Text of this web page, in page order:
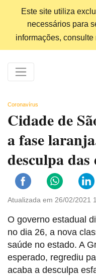
Este site utiliza
necessários para
informações, consulte
Coronavírus
Cidade de
a fase
desculpa das
Atualizada em 26/02/2021
O governo estadual
no dia 26, a nova
saúde no estado. A
esperado, regrediu
acaba a desculpa